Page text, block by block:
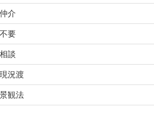
仲介
不要
相談
現況渡
景観法